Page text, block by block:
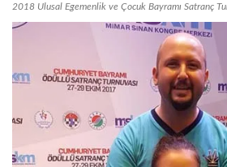
2018 Ulusal Egemenlik ve Çocuk Bayramı Satranç